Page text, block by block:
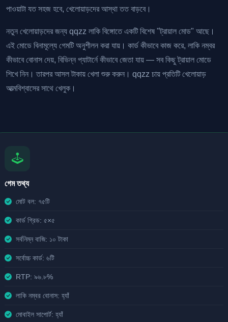
পাওয়াটা যত সহজ হবে, খেলোয়াড়দের আস্থা তত বাড়বে।
নতুন খেলোয়াড়দের জন্য qqzz লাকি বিঙ্গোতে একটি বিশেষ "ট্রায়াল মোড" আছে।
এই মোডে বিনামূল্যে গেমটি অনুশীলন করা যায়। কার্ড কীভাবে কাজ করে, লাকি নম্বর
কীভাবে বোনাস দেয়, বিভিন্ন প্যাটার্নে কীভাবে জেতা যায় — সব কিছু ট্রায়াল মোডে
শিখে নিন। তারপর আসল টাকায় খেলা শুরু করুন। qqzz চায় প্রতিটি খেলোয়াড়
আত্মবিশ্বাসের সাথে খেলুক।
গেম তথ্য
মোট বল: ৭৫টি
কার্ড গ্রিড: ৫×৫
সর্বনিম্ন বাজি: ১০ টাকা
সর্বোচ্চ কার্ড: ৬টি
RTP: ৯৬.৮%
লাকি নম্বর বোনাস: হ্যাঁ
মোবাইল সাপোর্ট: হ্যাঁ